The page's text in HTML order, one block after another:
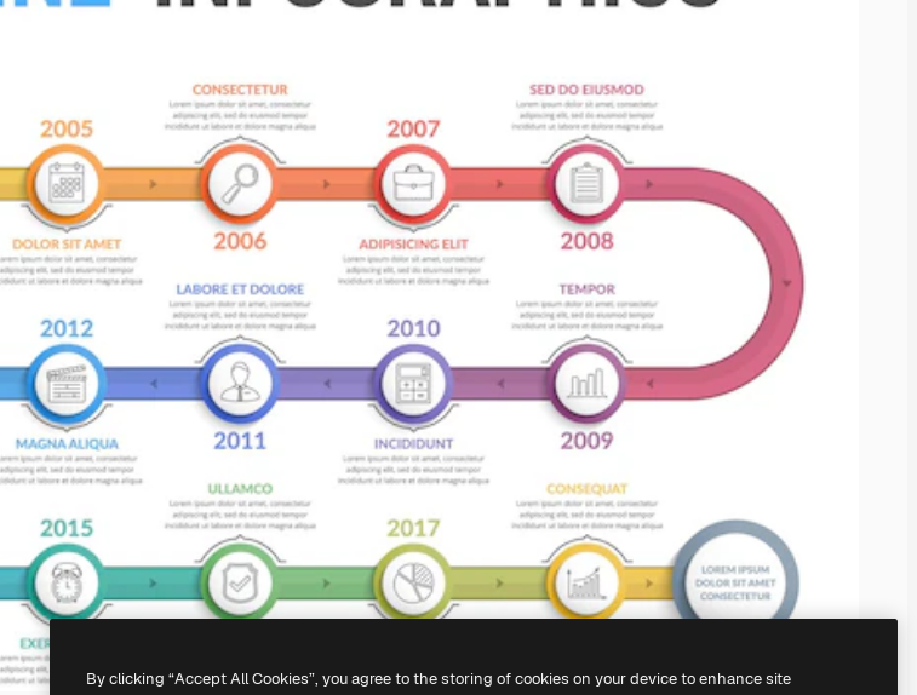
By clicking “Accept All Cookies”, you agree to the storing of cookies on your device to enhance site